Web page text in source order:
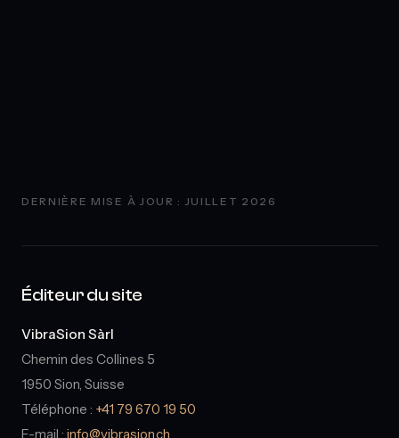
DERNIÈRE MISE À JOUR : JUILLET 2026
Éditeur du site
VibraSion Sàrl
Chemin des Collines 5
1950 Sion, Suisse
Téléphone : +41 79 670 19 50
E-mail : info@vibrasion.ch